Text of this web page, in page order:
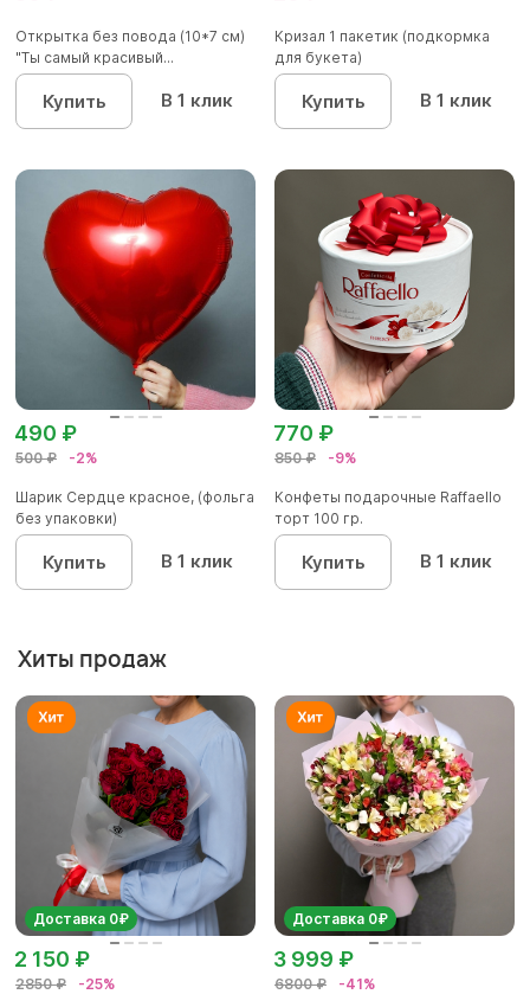
Открытка без повода (10*7 см)
"Ты самый красивый...
Купить В 1 клик
Кризал 1 пакетик (подкормка
для букета)
Купить В 1 клик
500 ₽ -2%
490 ₽
Шарик Сердце красное, (фольга
без упаковки)
Купить В 1 клик
850 ₽ -9%
770 ₽
Конфеты подарочные Raffaello
торт 100 гр.
Купить В 1 клик
Хиты продаж
Доставка 0₽
2850 ₽ -25%
2 150 ₽
Доставка 0₽
6800 ₽ -41%
3 999 ₽